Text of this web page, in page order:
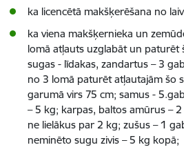
ka licencētā makšķerēšana no
ka viena makšķernieka un
lomā atļauts uzglabāt un paturēt
sugas - līdakas, zandartus – 3
no 3 lomā paturēt atļautajām šo
garumā virs 75 cm; samus -
– 5 kg; karpas, baltos amūrus –
ne lielākus par 2 kg; zušus – 1
neminēto sugu zivis – 5 kg kopā;